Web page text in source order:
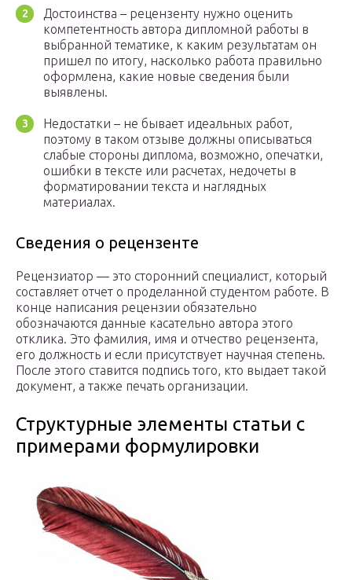
Достоинства – рецензенту нужно оценить
компетентность автора дипломной работы в
выбранной тематике, к каким результатам он
пришел по итогу, насколько работа правильно
оформлена, какие новые сведения были
выявлены.
Недостатки – не бывает идеальных работ,
поэтому в таком отзыве должны описываться
слабые стороны диплома, возможно, опечатки,
ошибки в тексте или расчетах, недочеты в
форматировании текста и наглядных
материалах.
Сведения о рецензенте
Рецензиатор — это сторонний специалист, который
составляет отчет о проделанной студентом работе. В
конце написания рецензии обязательно
обозначаются данные касательно автора этого
отклика. Это фамилия, имя и отчество рецензента,
его должность и если присутствует научная степень.
После этого ставится подпись того, кто выдает такой
документ, а также печать организации.
Структурные элементы статьи с
примерами формулировки